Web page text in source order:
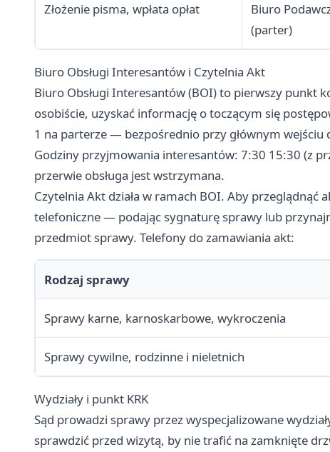
Złożenie pisma, wpłata opłat
Biuro
(parter)
Biuro Obsługi Interesantów i Czytelnia Akt
Biuro Obsługi Interesantów (BOI) to pierwszy punkt
osobiście, uzyskać informację o toczącym się
1 na parterze — bezpośrednio przy głównym wejściu
Godziny przyjmowania interesantów: 7:30 15:30 (z
przerwie obsługa jest wstrzymana.
Czytelnia Akt działa w ramach BOI. Aby przeglądnąć
telefoniczne — podając sygnaturę sprawy lub
przedmiot sprawy. Telefony do zamawiania akt:
Rodzaj sprawy
Sprawy karne, karnoskarbowe, wykroczenia
Sprawy cywilne, rodzinne i nieletnich
Wydziały i punkt KRK
Sąd prowadzi sprawy przez wyspecjalizowane
sprawdzić przed wizytą, by nie trafić na zamknięte